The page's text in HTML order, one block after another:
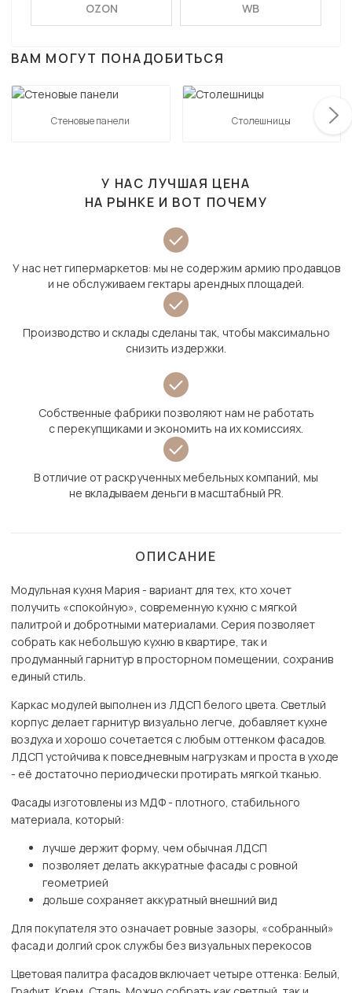
OZON
WB
ВАМ МОГУТ ПОНАДОБИТЬСЯ
Стеновые панели Столешницы
У НАС ЛУЧШАЯ ЦЕНА
НА РЫНКЕ И ВОТ ПОЧЕМУ
У нас нет гипермаркетов: мы не содержим армию продавцов
и не обслуживаем гектары арендных площадей.
Производство и склады сделаны так, чтобы максимально
снизить издержки.
Собственные фабрики позволяют нам не работать
с перекупщиками и экономить на их комиссиях.
В отличие от раскрученных мебельных компаний, мы
не вкладываем деньги в масштабный PR.
ОПИСАНИЕ
Модульная кухня Мария - вариант для тех, кто хочет
получить «спокойную», современную кухню с мягкой
палитрой и добротными материалами. Серия позволяет
собрать как небольшую кухню в квартире, так и
продуманный гарнитур в просторном помещении, сохранив
единый стиль.
Каркас модулей выполнен из ЛДСП белого цвета. Светлый
корпус делает гарнитур визуально легче, добавляет кухне
воздуха и хорошо сочетается с любым оттенком фасадов.
ЛДСП устойчива к повседневным нагрузкам и проста в уходе
- её достаточно периодически протирать мягкой тканью.
Фасады изготовлены из МДФ - плотного, стабильного
материала, который:
лучше держит форму, чем обычная ЛДСП
позволяет делать аккуратные фасады с ровной
геометрией
дольше сохраняет аккуратный внешний вид
Для покупателя это означает ровные зазоры, «собранный»
фасад и долгий срок службы без визуальных перекосов
Цветовая палитра фасадов включает четыре оттенка: Белый,